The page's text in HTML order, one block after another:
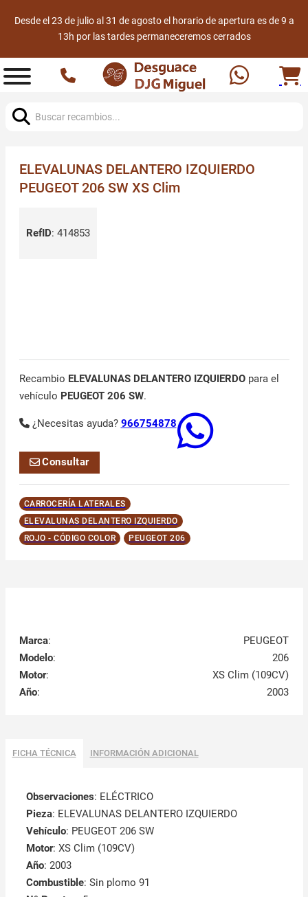
Desde el 23 de julio al 31 de agosto el horario de apertura es de 9 a
13h por las tardes permaneceremos cerrados
ELEVALUNAS DELANTERO IZQUIERDO
PEUGEOT 206 SW XS Clim
RefID: 414853
Recambio ELEVALUNAS DELANTERO IZQUIERDOpara el
vehículo PEUGEOT 206 SW.
¿Necesitas ayuda? 966754878
Consultar
CARROCERÍA LATERALES
ELEVALUNAS DELANTERO IZQUIERDO
ROJO - CÓDIGO COLOR
PEUGEOT 206
Marca:
PEUGEOT
Modelo:
206
Motor:
XS Clim (109CV)
Año: 2003
FICHA TÉCNICA INFORMACIÓN ADICIONAL
Observaciones: ELÉCTRICO
Pieza: ELEVALUNAS DELANTERO IZQUIERDO
Vehículo: PEUGEOT 206 SW
Motor: XS Clim (109CV)
Año: 2003
Combustible: Sin plomo 91